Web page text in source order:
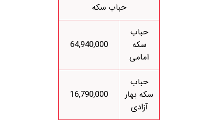
حباب سکه
حباب
سکه
امامی
64,940,000
حباب
سکه بهار
آزادی
16,790,000